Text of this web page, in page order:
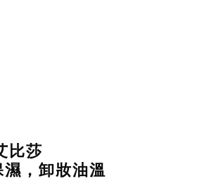
比莎
，卸妝油溫